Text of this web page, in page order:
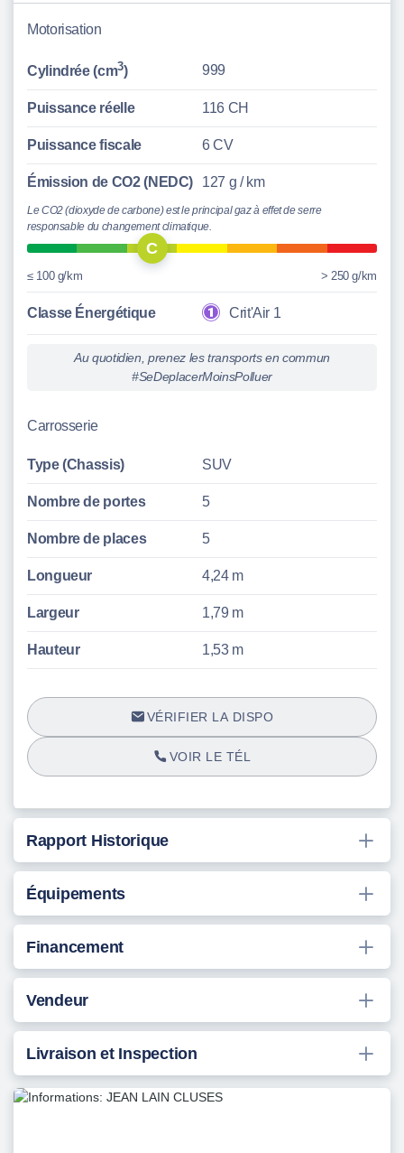
Motorisation
Cylindrée (cm3) 999
Puissance réelle 116 CH
Puissance fiscale 6 CV
Émission de CO2 (NEDC) 127 g / km
Le CO2 (dioxyde de carbone) est le principal gaz à effet de serre
responsable du changement climatique.
C
≤ 100 g/km > 250 g/km
Classe Énergétique Crit'Air 1
Au quotidien, prenez les transports en commun
#SeDeplacerMoinsPolluer
Carrosserie
Type (Chassis) SUV
Nombre de portes 5
Nombre de places 5
Longueur 4,24 m
Largeur 1,79 m
Hauteur 1,53 m
VÉRIFIER LA DISPO
VOIR LE TÉL
Rapport Historique
Équipements
Financement
Vendeur
Livraison et Inspection